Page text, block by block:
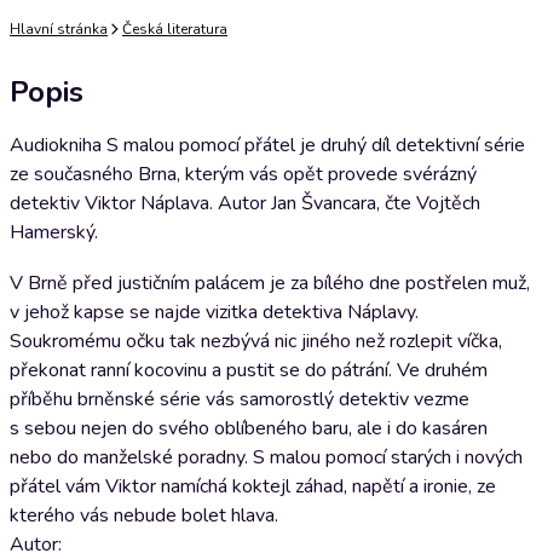
Hlavní stránka Česká literatura
Popis
Audiokniha S malou pomocí přátel je druhý díl detektivní série
ze současného Brna, kterým vás opět provede svérázný
detektiv Viktor Náplava. Autor Jan Švancara, čte Vojtěch
Hamerský.
V Brně před justičním palácem je za bílého dne postřelen muž,
v jehož kapse se najde vizitka detektiva Náplavy.
Soukromému očku tak nezbývá nic jiného než rozlepit víčka,
překonat ranní kocovinu a pustit se do pátrání. Ve druhém
příběhu brněnské série vás samorostlý detektiv vezme
s sebou nejen do svého oblíbeného baru, ale i do kasáren
nebo do manželské poradny. S malou pomocí starých i nových
přátel vám Viktor namíchá koktejl záhad, napětí a ironie, ze
kterého vás nebude bolet hlava.
Autor: